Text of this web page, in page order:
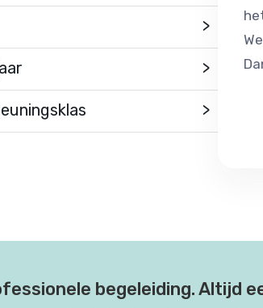
>
>
>
begeleiding. Altijd